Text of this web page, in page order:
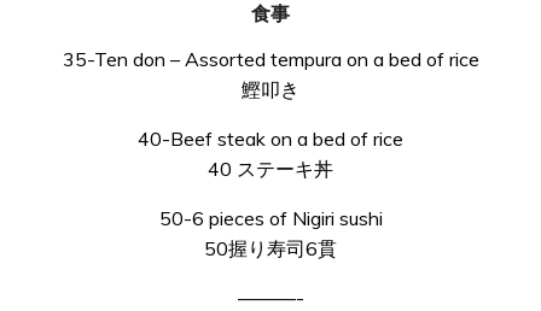
食事
35-Ten don – Assorted tempura on a bed of rice
鰹叩き
40-Beef steak on a bed of rice
40 ステーキ丼
50-6 pieces of Nigiri sushi
50握り寿司6貫
———-